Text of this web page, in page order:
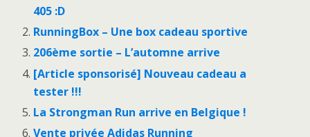
405 :D
RunningBox – Une box cadeau sportive
206ème sortie – L’automne arrive
[Article sponsorisé] Nouveau cadeau a
tester !!!
La Strongman Run arrive en Belgique !
Vente privée Adidas Running